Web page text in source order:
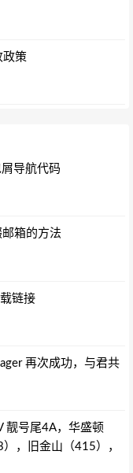
政策
导航代码
箱的方法
链接
再次成功，与君共
靓号尾4A，华盛顿
，旧金山（415），